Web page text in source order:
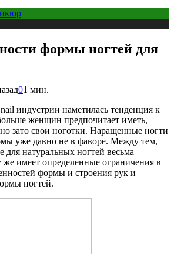
формы ногтей для
01 мин.
индустрии наметилась тенденция к
женщин предпочитает иметь,
зато свои ноготки. Наращенные ногти
уже давно не в фаворе. Между тем,
для натуральных ногтей весьма
имеет определенные ограничения в
формы и строения рук и
ногтей.